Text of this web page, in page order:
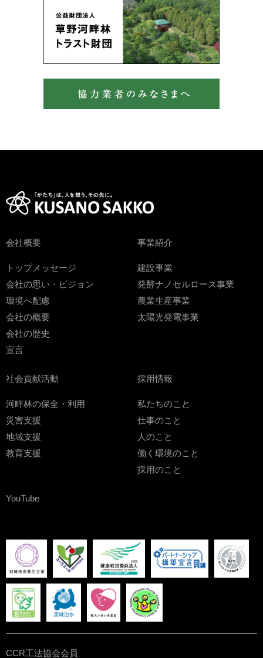
会社概要
トップメッセージ
会社の思い・ビジョン
環境へ配慮
会社の概要
会社の歴史
宣言
事業紹介
建設事業
発酵ナノセルロース事業
農業生産事業
太陽光発電事業
社会貢献活動
河畔林の保全・利用
災害支援
地域支援
教育支援
採用情報
私たちのこと
仕事のこと
人のこと
働く環境のこと
採用のこと
YouTube
CCR工法協会会員